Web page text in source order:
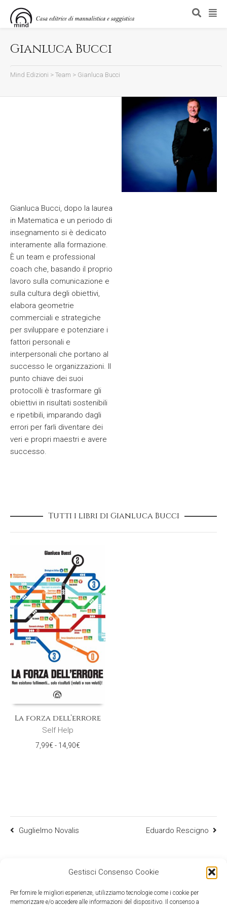
Gestisci Consenso Cookie
Per fornire le migliori esperienze, utilizziamo tecnologie come i cookie per
memorizzare e/o accedere alle informazioni del dispositivo. Il consenso a
Gianluca Bucci
Mind Edizioni > Team > Gianluca Bucci
Gianluca Bucci, dopo la laurea
in Matematica e un periodo di
insegnamento si è dedicato
interamente alla formazione.
È un team e professional
coach che, basando il proprio
lavoro sulla comunicazione e
sulla cultura degli obiettivi,
elabora geometrie
commerciali e strategiche
per sviluppare e potenziare i
fattori personali e
interpersonali che portano al
successo le organizzazioni. Il
punto chiave dei suoi
protocolli è trasformare gli
obiettivi in risultati sostenibili
e ripetibili, imparando dagli
errori per farli diventare dei
veri e propri maestri e avere
successo.
Tutti i libri di Gianluca Bucci
La forza dell’errore
Self Help
7,99€- 14,90€Fascia
Guglielmo Novalis Eduardo Rescigno